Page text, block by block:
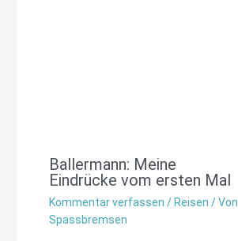
Ballermann: Meine
Eindrücke vom ersten Mal
Kommentar verfassen / Reisen / Von
Spassbremsen